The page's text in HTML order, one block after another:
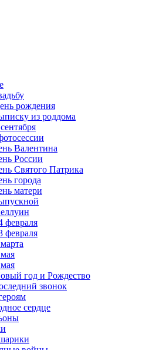
рождения
из роддома
Валентина
России
Святого Патрика
города
матери
февраля
февраля
год и Рождество
звонок
сердце